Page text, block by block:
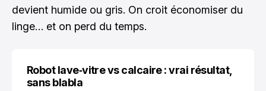
devient humide ou gris. On croit économiser du
linge… et on perd du temps.
Robot lave‑vitre vs calcaire : vrai résultat,
sans blabla